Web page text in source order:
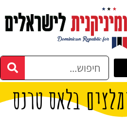
בלאס טרנס